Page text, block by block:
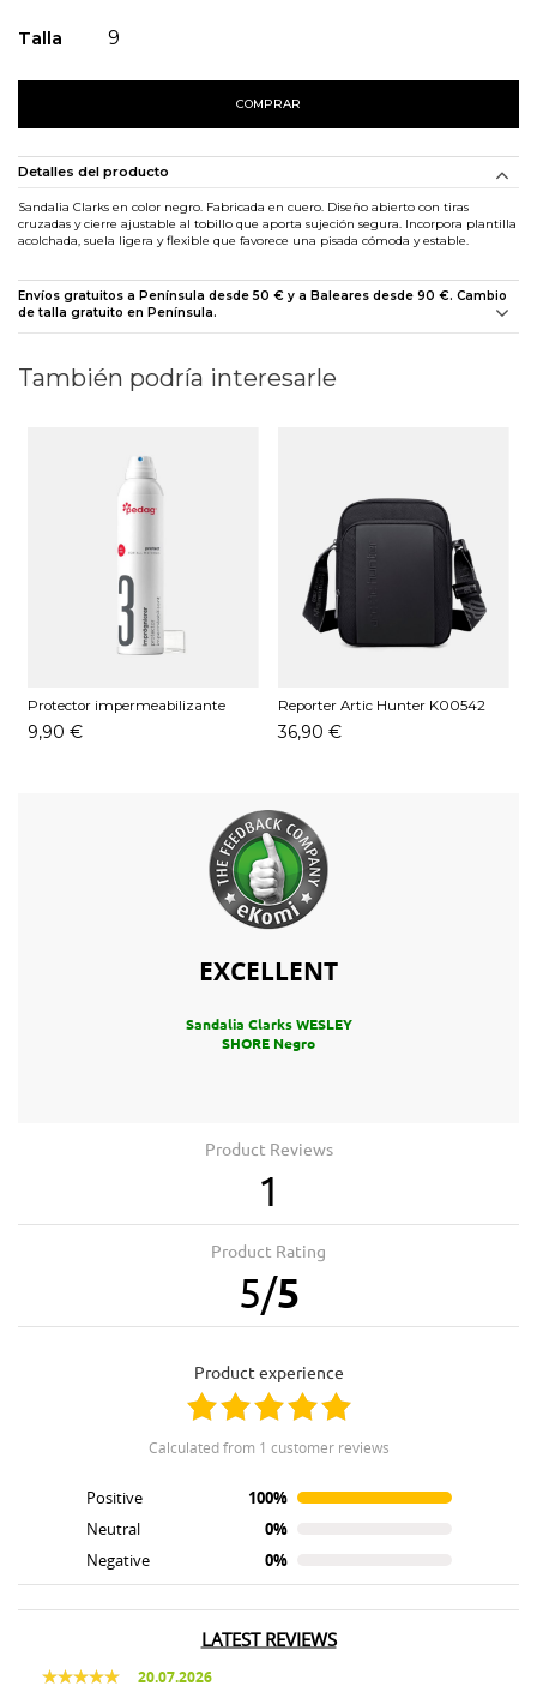
Talla 9
COMPRAR
Detalles del producto
Sandalia Clarks en color negro. Fabricada en cuero. Diseño abierto con tiras
cruzadas y cierre ajustable al tobillo que aporta sujeción segura. Incorpora plantilla
acolchada, suela ligera y flexible que favorece una pisada cómoda y estable.
Envíos gratuitos a Península desde 50 € y a Baleares desde 90 €. Cambio
de talla gratuito en Península.
También podría interesarle
Protector impermeabilizante
Pedag 250 ML
9,90 €
Reporter Artic Hunter K00542
Negro
36,90 €
EXCELLENT
Sandalia Clarks WESLEY
SHORE Negro
Product Reviews
1
Product Rating
5/5
product experience
calculated from 1 customer reviews
Positive
100%
Neutral
0%
Negative
0%
LATEST REVIEWS
20.07.2026